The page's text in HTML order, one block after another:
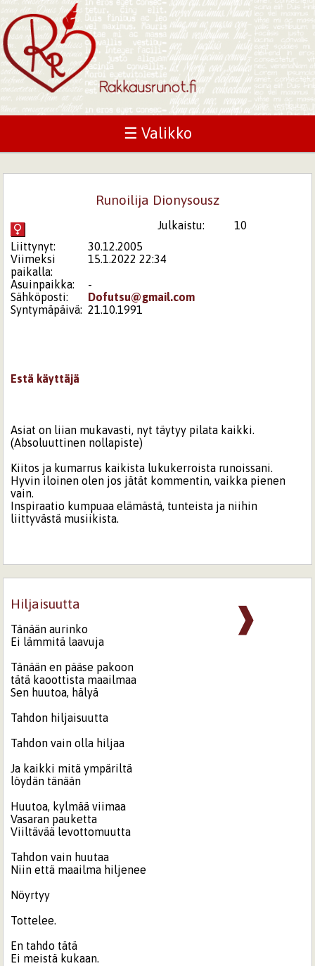
☰ Valikko
Runoilija Dionysousz
Julkaistu:
10
Liittynyt:
30.12.2005
Viimeksi
paikalla:
15.1.2022 22:34
Asuinpaikka:
-
Sähköposti:
Dofutsu@gmail.com
Syntymäpäivä: 21.10.1991
Estä käyttäjä
Asiat on liian mukavasti, nyt täytyy pilata kaikki.
(Absoluuttinen nollapiste)
Kiitos ja kumarrus kaikista lukukerroista runoissani.
Hyvin iloinen olen jos jätät kommentin, vaikka pienen
vain.
Inspiraatio kumpuaa elämästä, tunteista ja niihin
liittyvästä musiikista.
❱
Hiljaisuutta
Tänään aurinko
Ei lämmitä laavuja
Tänään en pääse pakoon
tätä kaoottista maailmaa
Sen huutoa, hälyä
Tahdon hiljaisuutta
Tahdon vain olla hiljaa
Ja kaikki mitä ympäriltä
löydän tänään
Huutoa, kylmää viimaa
Vasaran pauketta
Viiltävää levottomuutta
Tahdon vain huutaa
Niin että maailma hiljenee
Nöyrtyy
Tottelee.
En tahdo tätä
Ei meistä kukaan.